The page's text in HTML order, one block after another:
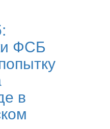
ФСБ
в